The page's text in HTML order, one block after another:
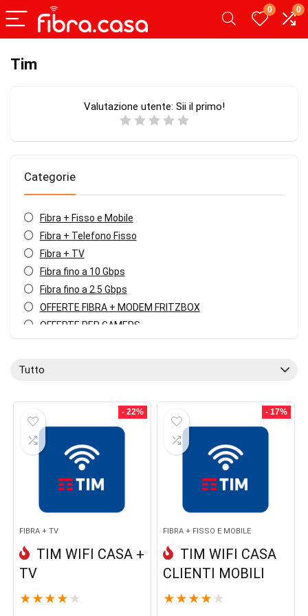
0 0
Tim
Valutazione utente: Sii il primo!
Categorie
Fibra + Fisso e Mobile
Fibra + Telefono Fisso
Fibra + TV
Fibra fino a 10 Gbps
Fibra fino a 2.5 Gbps
OFFERTE FIBRA + MODEM FRITZBOX
OFFERTE PER GAMERS
Tutto
- 22%
FIBRA + TV
TIM WIFI CASA +
TV
★ ★ ★ ★ ★
- 17%
FIBRA + FISSO E MOBILE
TIM WIFI CASA
CLIENTI MOBILI
★ ★ ★ ★ ★